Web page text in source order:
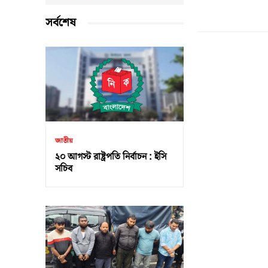
সর্বশেষ
জাতীয়
২০ আগস্ট রাষ্ট্রপতি নির্বাচন : ইসি
সচিব